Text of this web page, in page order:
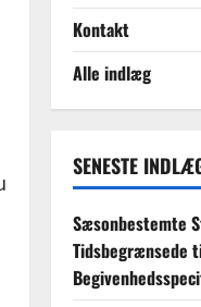
Kontakt
Alle indlæg
SENESTE
Sæsonbestemte
Tidsbegrænsede